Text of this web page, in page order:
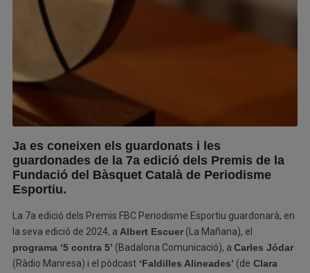
Ja es coneixen els guardonats i les
guardonades de la 7a edició dels Premis de la
Fundació del Bàsquet Català de Periodisme
Esportiu.
La 7a edició dels Premis FBC Periodisme Esportiu guardonarà, en
la seva edició de 2024, a Albert Escuer(La Mañana), el
programa ‘5 contra 5’ (Badalona Comunicació), a Carles Jódar
(Ràdio Manresa) i el pòdcast‘Faldilles Alineades’ (de Clara